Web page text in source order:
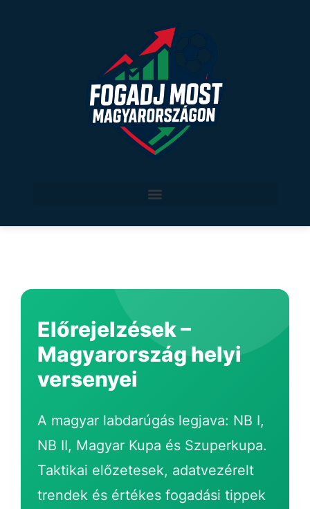
Legjobb sportfogadási oldalak Magyarországon
GG Bet
Előrejelzések –
Magyarország helyi
versenyei
A magyar labdarúgás legjava: NB I,
NB II, Magyar Kupa és Szuperkupa.
Taktikai előzetesek, adatvezérelt
trendek és értékes fogadási tippek